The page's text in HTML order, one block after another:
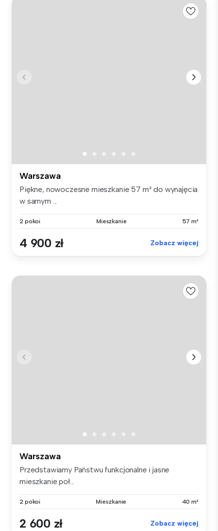
Warszawa
Piękne, nowoczesne mieszkanie 57 m² do wynajęcia
w samym ...
2 pokoi Mieszkanie 57 m²
4 900 zł Zobacz więcej
Warszawa
Przedstawiamy Państwu funkcjonalne i jasne
mieszkanie poł...
2 pokoi Mieszkanie 40 m²
2 600 zł Zobacz więcej